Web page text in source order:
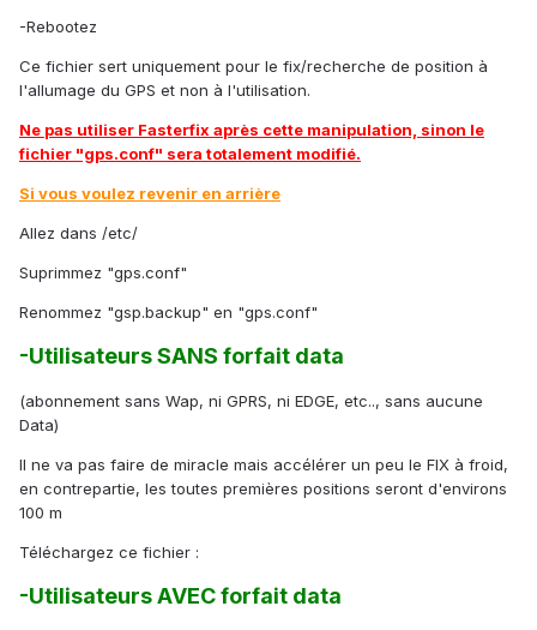
-Rebootez
Ce fichier sert uniquement pour le fix/recherche de position à
l'allumage du GPS et non à l'utilisation.
Ne pas utiliser Fasterfix après cette manipulation, sinon le
fichier "gps.conf" sera totalement modifié.
Si vous voulez revenir en arrière
Allez dans /etc/
Suprimmez "gps.conf"
Renommez "gsp.backup" en "gps.conf"
-Utilisateurs SANS forfait data
(abonnement sans Wap, ni GPRS, ni EDGE, etc.., sans aucune
Data)
Il ne va pas faire de miracle mais accélérer un peu le FIX à froid,
en contrepartie, les toutes premières positions seront d'environs
100 m
Téléchargez ce fichier :
-Utilisateurs AVEC forfait data